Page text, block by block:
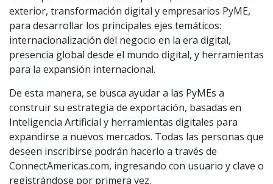
exterior, transformación digital y empresarios PyME,
para desarrollar los principales ejes temáticos:
internacionalización del negocio en la era digital,
presencia global desde el mundo digital, y herramientas
para la expansión internacional.
De esta manera, se busca ayudar a las PyMEs a
construir su estrategia de exportación, basadas en
Inteligencia Artificial y herramientas digitales para
expandirse a nuevos mercados. Todas las personas que
deseen inscribirse podrán hacerlo a través de
ConnectAmericas.com, ingresando con usuario y clave o
registrándose por primera vez.